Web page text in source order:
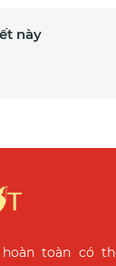
này
toàn có